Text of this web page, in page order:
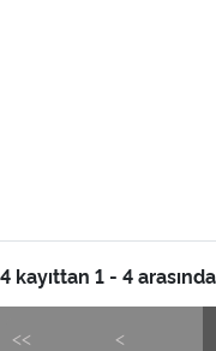
4 kayıttan 1 - 4
<< <